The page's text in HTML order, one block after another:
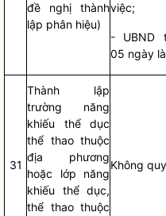
đề nghị thành
lập phân hiệu)
việc;
- UBND
05 ngày
31
Thành lập
trường năng
khiếu thể dục
thể thao thuộc
địa phương
hoặc lớp năng
khiếu thể dục,
thể thao thuộc
Không